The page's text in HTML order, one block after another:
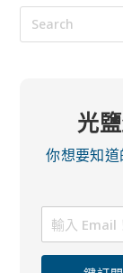
光
你想要知